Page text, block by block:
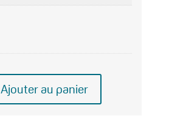
Ajouter au panier